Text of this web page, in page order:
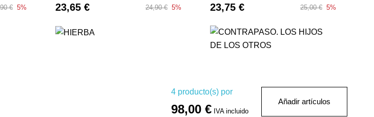
€ 5% 23,65 € 24,90 € 5% 23,75 € 25,00 € 5%
4 producto(s) por
98,00 € IVA incluido
Añadir artículos